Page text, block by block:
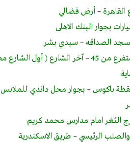
بجوار البنك الاهلى
الصداقه – سيدي بشر
باكوس – بجوار محل داندي للملابس
الرئيسي – طريق الاسكندرية